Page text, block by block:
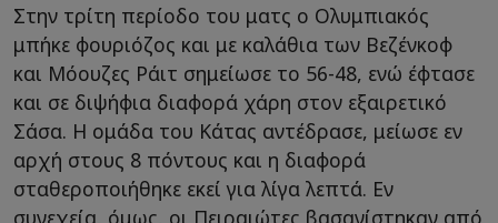
Στην τρίτη περίοδο του ματς ο Ολυμπιακός
μπήκε φουριόζος και με καλάθια των Βεζένκοφ
και Μόουζες Ράιτ σημείωσε το 56-48, ενώ έφτασε
και σε διψήφια διαφορά χάρη στον εξαιρετικό
Σάσα. Η ομάδα του Κάτας αντέδρασε, μείωσε εν
αρχή στους 8 πόντους και η διαφορά
σταθεροποιήθηκε εκεί για λίγα λεπτά. Εν
συνεχεία, όμως, οι Πειραιώτες βασανίστηκαν από